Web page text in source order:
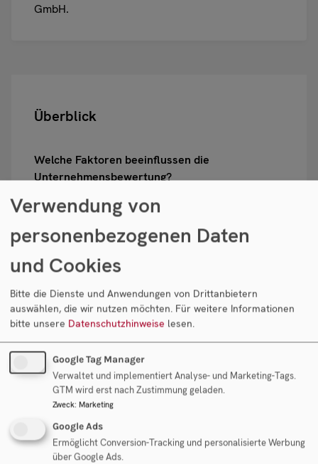
Überblick
Welche Faktoren beeinflussen die
Unternehmensbewertung?
Welche Methoden der Unternehmensbewertung
gibt es?
Cash free & debt free: Das bedeutet der Zusatz
Unsere kostenlose Erstberatung mit Ihnen
Die 5 Käufertypen beim Unternehmensverkauf
Unternehmensnachfolge außerhalb der Familie
– Das müssen Sie wissen
Due Diligence - Wie funktioniert eine
Unternehmensprüfung?
GmbH.
Verwendung von
personenbezogenen Daten
und Cookies
Bitte die Dienste und Anwendungen von Drittanbietern
auswählen, die wir nutzen möchten. Für weitere Informationen
bitte unsere Datenschutzhinweise lesen.
Google Tag Manager
Verwaltet und implementiert Analyse- und Marketing-Tags.
GTM wird erst nach Zustimmung geladen.
Zweck: Marketing
Google Ads
Ermöglicht Conversion-Tracking und personalisierte Werbung
über Google Ads.